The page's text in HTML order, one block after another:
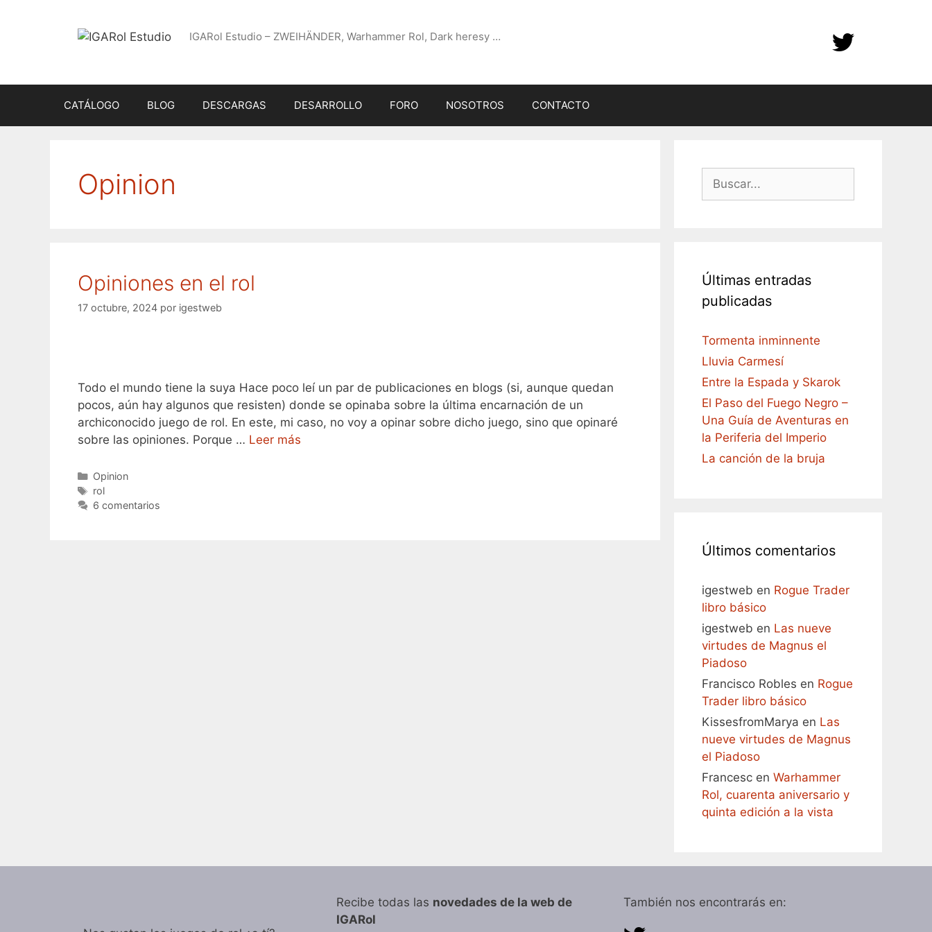
IGARol Estudio – ZWEIHÄNDER, Warhammer Rol, Dark heresy …
CATÁLOGO BLOG DESCARGAS DESARROLLO FORO NOSOTROS CONTACTO
Opinion
Opiniones en el rol
17 octubre, 2024 por igestweb
Todo el mundo tiene la suya Hace poco leí un par de publicaciones en blogs (si, aunque quedan
pocos, aún hay algunos que resisten) donde se opinaba sobre la última encarnación de un
archiconocido juego de rol. En este, mi caso, no voy a opinar sobre dicho juego, sino que opinaré
sobre las opiniones. Porque … Leer más
Categorías
Opinion
Etiquetas
rol
6 comentarios
Buscar:
Últimas entradas
publicadas
Tormenta inminnente
Lluvia Carmesí
Entre la Espada y Skarok
El Paso del Fuego Negro –
Una Guía de Aventuras en
la Periferia del Imperio
La canción de la bruja
Últimos comentarios
igestweb en Rogue Trader
libro básico
igestweb en Las nueve
virtudes de Magnus el
Piadoso
Francisco Robles en Rogue
Trader libro básico
KissesfromMarya en Las
nueve virtudes de Magnus
el Piadoso
Francesc en Warhammer
Rol, cuarenta aniversario y
quinta edición a la vista
Recibe todas las novedades de la web de
IGARol
También nos encontrarás en: